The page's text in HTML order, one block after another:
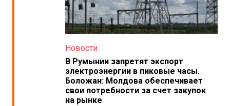
Новости
В Румынии запретят экспорт
электроэнергии в пиковые часы.
Боложан: Молдова обеспечивает
свои потребности за счет закупок
на рынке